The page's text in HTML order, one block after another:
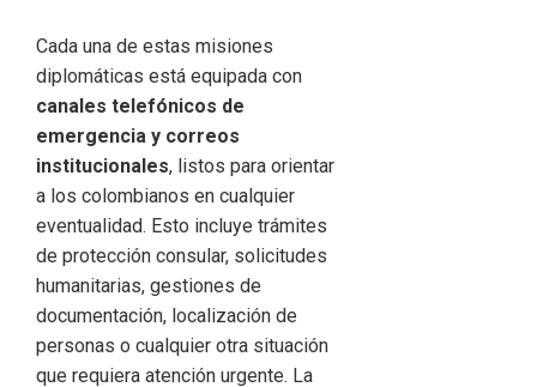
Cada una de estas misiones
diplomáticas está equipada con
canales telefónicos de
emergencia y correos
institucionales, listos para orientar
a los colombianos en cualquier
eventualidad. Esto incluye trámites
de protección consular, solicitudes
humanitarias, gestiones de
documentación, localización de
personas o cualquier otra situación
que requiera atención urgente. La